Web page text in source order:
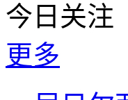
今日关注
更多